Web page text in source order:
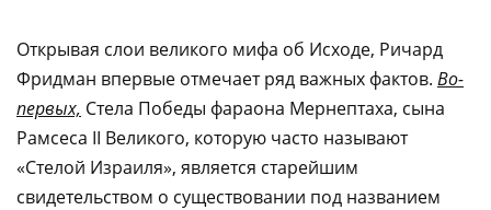
Открывая слои великого мифа об Исходе, Ричард
Фридман впервые отмечает ряд важных фактов. Во-
первых, Стела Победы фараона Мернептаха, сына
Рамсеса II Великого, которую часто называют
«Стелой Израиля», является старейшим
свидетельством о существовании под названием